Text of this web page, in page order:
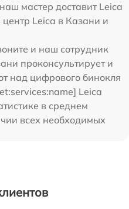
мастер доставит Leica
Leica в Казани и
и наш сотрудник
проконсультирует и
над цифрового бинокля
Leica
в среднем
всех необходимых